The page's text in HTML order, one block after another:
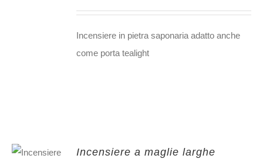
Incensiere in pietra saponaria adatto anche
come porta tealight
AGGIUNGI
Incensiere a maglie larghe